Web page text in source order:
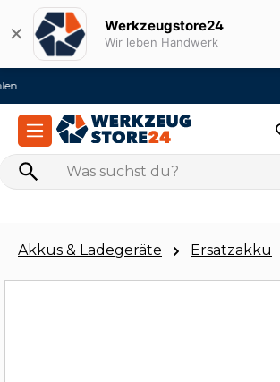
Zum Hauptinhalt springen
✕ Werkzeugstore24
Wir leben Handwerk
Akkus & Ladegeräte Ersatzakku